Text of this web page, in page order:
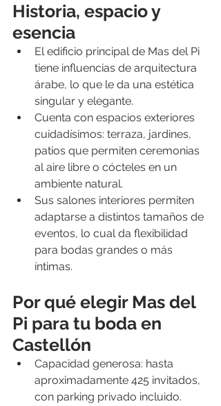
Historia, espacio y
esencia
El edificio principal de Mas del Pi
tiene influencias de arquitectura
árabe, lo que le da una estética
singular y elegante.
Cuenta con espacios exteriores
cuidadísimos: terraza, jardines,
patios que permiten ceremonias
al aire libre o cócteles en un
ambiente natural.
Sus salones interiores permiten
adaptarse a distintos tamaños de
eventos, lo cual da flexibilidad
para bodas grandes o más
íntimas.
Por qué elegir Mas del
Pi para tu boda en
Castellón
Capacidad generosa: hasta
aproximadamente 425 invitados,
con parking privado incluido.